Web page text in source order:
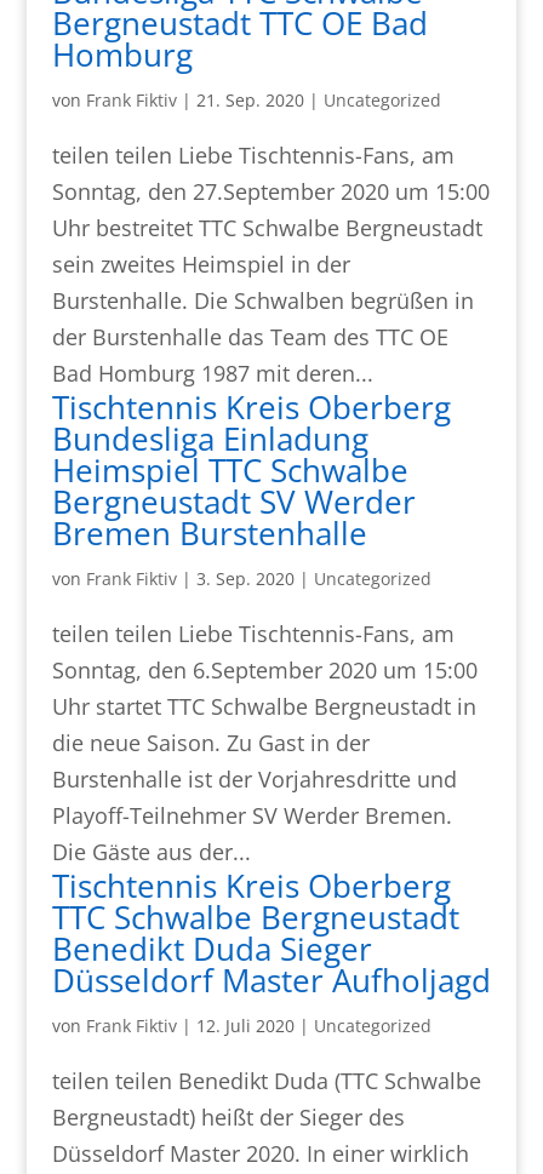
Bergneustadt TTC OE Bad
Homburg
von Frank Fiktiv| 21. Sep. 2020| Uncategorized
teilen teilen Liebe Tischtennis-Fans, am
Sonntag, den 27.September 2020 um 15:00
Uhr bestreitet TTC Schwalbe Bergneustadt
sein zweites Heimspiel in der
Burstenhalle. Die Schwalben begrüßen in
der Burstenhalle das Team des TTC OE
Bad Homburg 1987 mit deren...
Tischtennis Kreis Oberberg
Bundesliga Einladung
Heimspiel TTC Schwalbe
Bergneustadt SV Werder
Bremen Burstenhalle
von Frank Fiktiv| 3. Sep. 2020| Uncategorized
teilen teilen Liebe Tischtennis-Fans, am
Sonntag, den 6.September 2020 um 15:00
Uhr startet TTC Schwalbe Bergneustadt in
die neue Saison. Zu Gast in der
Burstenhalle ist der Vorjahresdritte und
Playoff-Teilnehmer SV Werder Bremen.
Die Gäste aus der...
Tischtennis Kreis Oberberg
TTC Schwalbe Bergneustadt
Benedikt Duda Sieger
Düsseldorf Master Aufholjagd
von Frank Fiktiv| 12. Juli 2020| Uncategorized
teilen teilen Benedikt Duda (TTC Schwalbe
Bergneustadt) heißt der Sieger des
Düsseldorf Master 2020. In einer wirklich